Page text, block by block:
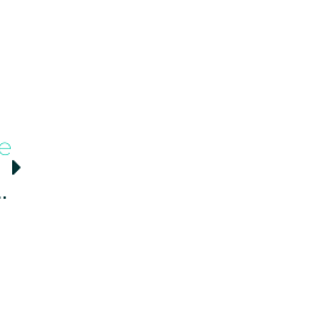
De La Fundación Gesmed